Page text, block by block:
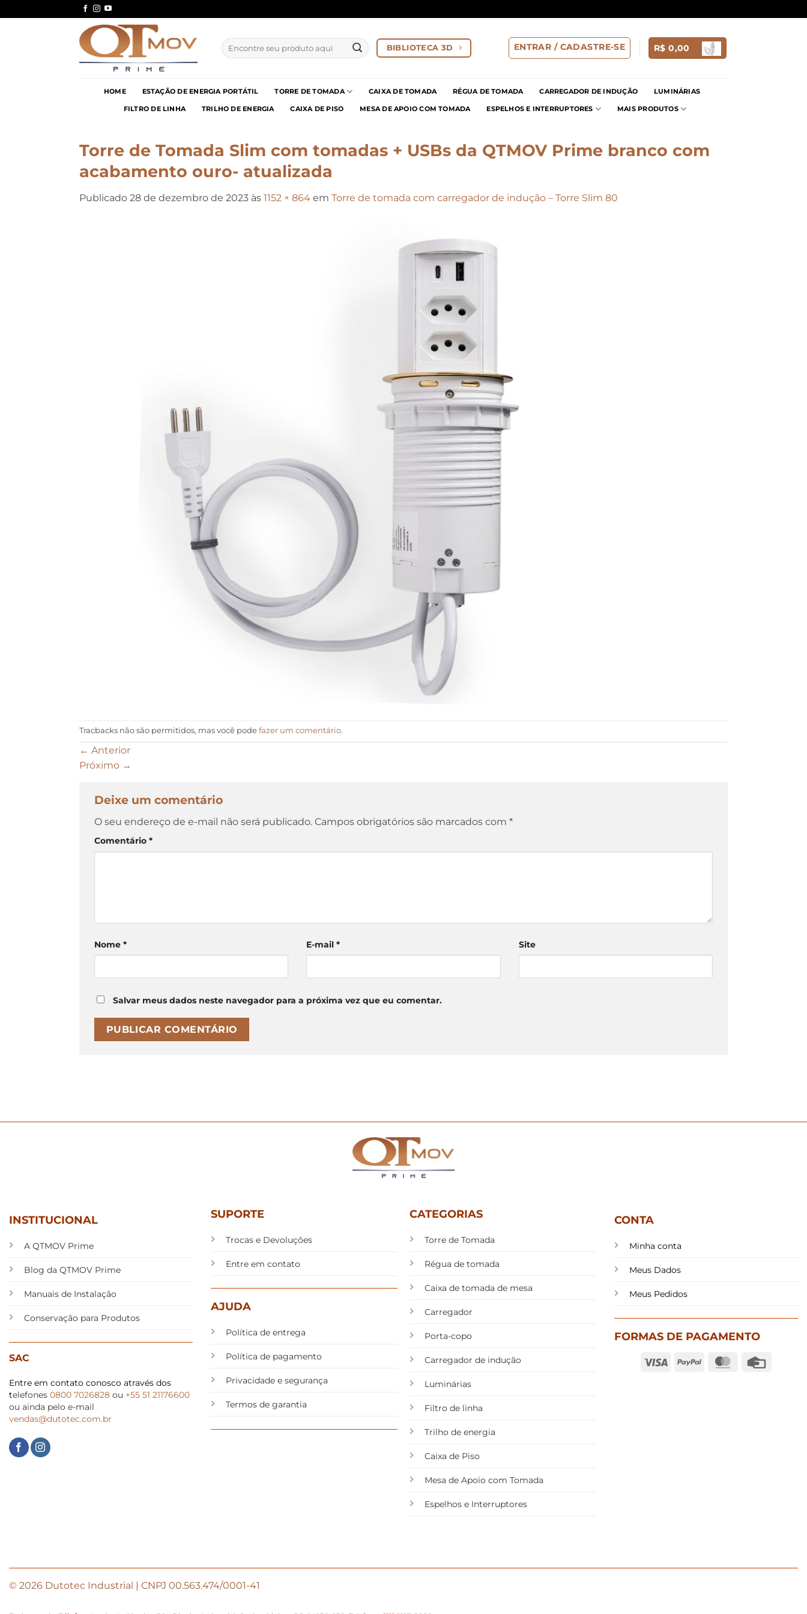
to
Pesquisar
por:
BIBLIOTECA 3D ENTRAR / CADASTRE-SE R$ 0,00
HOME ESTAÇÃO DE ENERGIA PORTÁTIL TORRE DE TOMADA CAIXA DE TOMADA RÉGUA DE TOMADA CARREGADOR DE INDUÇÃO LUMINÁRIAS
FILTRO DE LINHA TRILHO DE ENERGIA CAIXA DE PISO MESA DE APOIO COM TOMADA ESPELHOS E INTERRUPTORES MAIS PRODUTOS
Torre de Tomada Slim com tomadas + USBs da QTMOV Prime branco com
acabamento ouro- atualizada
Publicado 28 de dezembro de 2023 às 1152 × 864 em Torre de tomada com carregador de indução – Torre Slim 80
Tracbacks não são permitidos, mas você pode fazer um comentário.
← Anterior
Próximo →
Deixe um comentário
O seu endereço de e-mail não será publicado. Campos obrigatórios são marcados com *
Comentário *
Nome * E-mail* Site
Salvar meus dados neste navegador para a próxima vez que eu comentar.
INSTITUCIONAL
A QTMOV Prime
Blog da QTMOV Prime
Manuais de Instalação
Conservação para Produtos
SAC
Entre em contato conosco através dos
telefones 0800 7026828 ou +55 51 21176600
ou ainda pelo e-mail
vendas@dutotec.com.br
SUPORTE
Trocas e Devoluções
Entre em contato
AJUDA
Política de entrega
Política de pagamento
Privacidade e segurança
Termos de garantia
CATEGORIAS
Torre de Tomada
Régua de tomada
Caixa de tomada de mesa
Carregador
Porta-copo
Carregador de indução
Luminárias
Filtro de linha
Trilho de energia
Caixa de Piso
Mesa de Apoio com Tomada
Espelhos e Interruptores
CONTA
Minha conta
Meus Dados
Meus Pedidos
FORMAS DE PAGAMENTO
Visa PayPal MasterCard
© 2026 Dutotec Industrial | CNPJ 00.563.474/0001-41